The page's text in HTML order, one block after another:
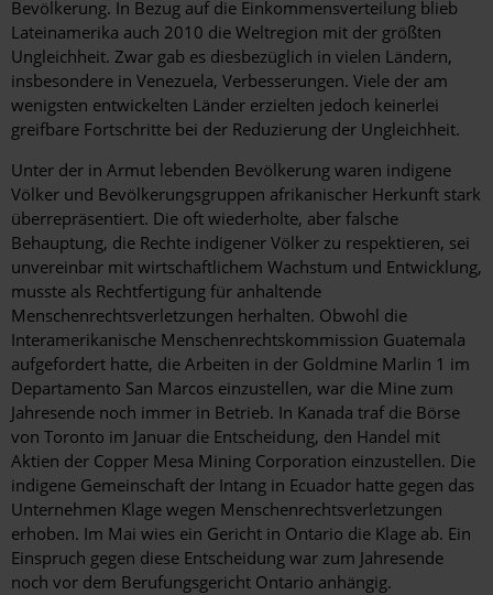
Bevölkerung. In Bezug auf die Einkommensverteilung blieb
Lateinamerika auch 2010 die Weltregion mit der größten
Ungleichheit. Zwar gab es diesbezüglich in vielen Ländern,
insbesondere in Venezuela, Verbesserungen. Viele der am
wenigsten entwickelten Länder erzielten jedoch keinerlei
greifbare Fortschritte bei der Reduzierung der Ungleichheit.
Unter der in Armut lebenden Bevölkerung waren indigene
Völker und Bevölkerungsgruppen afrikanischer Herkunft stark
überrepräsentiert. Die oft wiederholte, aber falsche
Behauptung, die Rechte indigener Völker zu respektieren, sei
unvereinbar mit wirtschaftlichem Wachstum und Entwicklung,
musste als Rechtfertigung für anhaltende
Menschenrechtsverletzungen herhalten. Obwohl die
Interamerikanische Menschenrechtskommission Guatemala
aufgefordert hatte, die Arbeiten in der Goldmine Marlin 1 im
Departamento San Marcos einzustellen, war die Mine zum
Jahresende noch immer in Betrieb. In Kanada traf die Börse
von Toronto im Januar die Entscheidung, den Handel mit
Aktien der Copper Mesa Mining Corporation einzustellen. Die
indigene Gemeinschaft der Intang in Ecuador hatte gegen das
Unternehmen Klage wegen Menschenrechtsverletzungen
erhoben. Im Mai wies ein Gericht in Ontario die Klage ab. Ein
Einspruch gegen diese Entscheidung war zum Jahresende
noch vor dem Berufungsgericht Ontario anhängig.